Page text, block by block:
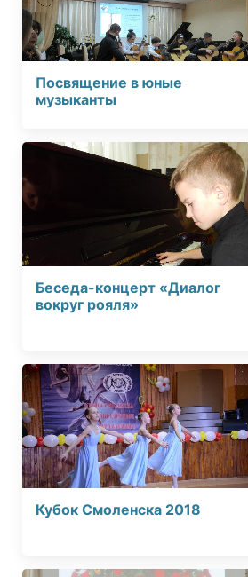
Посвящение в юные
музыканты
Беседа-концерт «Диалог
вокруг рояля»
Кубок Смоленска 2018